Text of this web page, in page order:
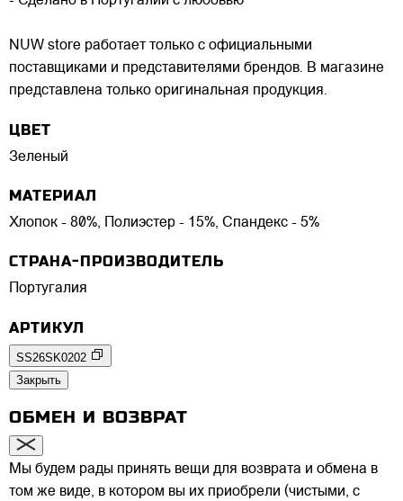
NUW store работает только с официальными
поставщиками и представителями брендов. В магазине
представлена только оригинальная продукция.
ЦВЕТ
Зеленый
МАТЕРИАЛ
Хлопок - 80%, Полиэстер - 15%, Спандекс - 5%
СТРАНА-ПРОИЗВОДИТЕЛЬ
Португалия
АРТИКУЛ
SS26SK0202
Закрыть
ОБМЕН И ВОЗВРАТ
Мы будем рады принять вещи для возврата и обмена в
том же виде, в котором вы их приобрели (чистыми, с